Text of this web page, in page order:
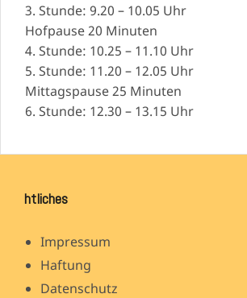
3. Stunde: 9.20 – 10.05 Uhr
Hofpause 20 Minuten
4. Stunde: 10.25 – 11.10 Uhr
5. Stunde: 11.20 – 12.05 Uhr
Mittagspause 25 Minuten
6. Stunde: 12.30 – 13.15 Uhr
htliches
Impressum
Haftung
Datenschutz